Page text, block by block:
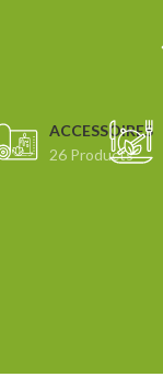
ACCESSOIRES
26 Products